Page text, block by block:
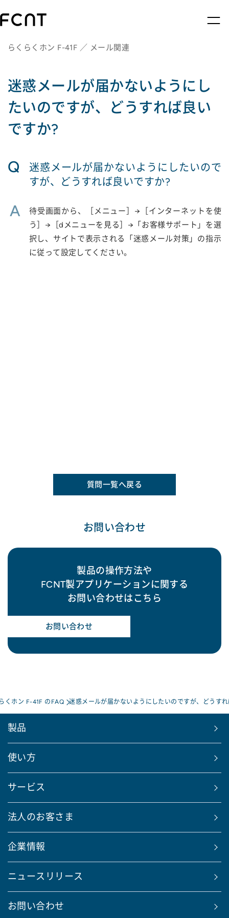
らくらくホン F-41F ／ メール関連
迷惑メールが届かないようにし
たいのですが、どうすれば良い
ですか?
Q
迷惑メールが届かないようにしたいので
すが、どうすれば良いですか?
A
待受画面から、［メニュー］→［インターネットを使
う］→［dメニューを見る］→「お客様サポート」を選
択し、サイトで表示される「迷惑メール対策」の指示
に従って設定してください。
質問一覧へ戻る
お問い合わせ
製品の操作方法や
FCNT製アプリケーションに関する
お問い合わせはこちら
お問い合わせ
くホン F-41F のFAQ 迷惑メールが届かないようにしたいのですが、どうす
製品
使い方
サービス
法人のお客さま
企業情報
ニュースリリース
お問い合わせ